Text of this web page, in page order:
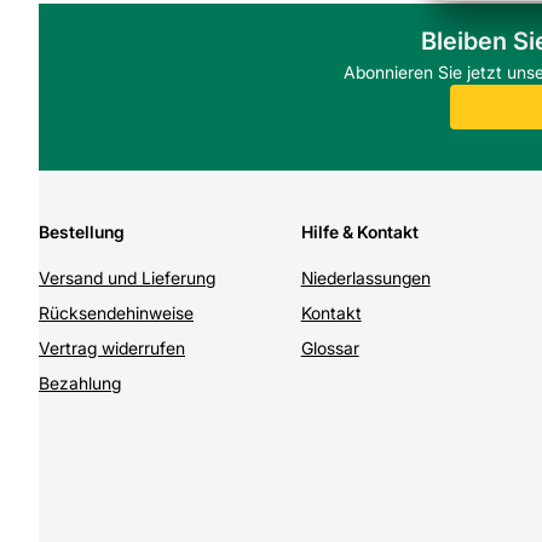
Bleiben
Abonnieren Sie jetzt
Bestellung
Versand und Lieferung
Rücksendehinweise
Vertrag widerrufen
Bezahlung
Hilfe & Kontakt
Niederlassungen
Kontakt
Glossar